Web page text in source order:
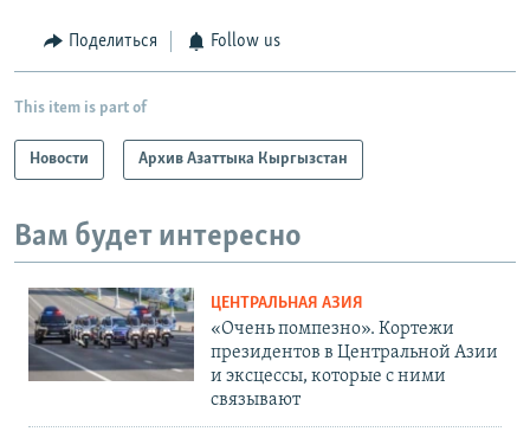
Поделиться Follow us
This item is part of
Новости Архив Азаттыка Кыргызстан
Вам будет интересно
ЦЕНТРАЛЬНАЯ АЗИЯ
«Очень помпезно». Кортежи
президентов в Центральной Азии
и эксцессы, которые с ними
связывают